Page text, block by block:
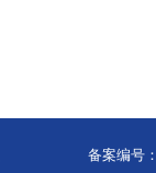
备案编号：